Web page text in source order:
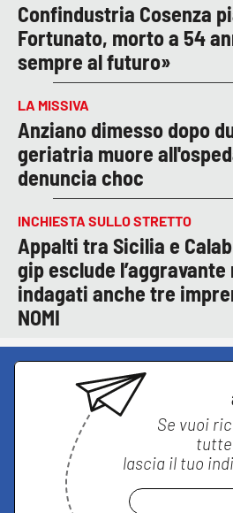
Confindustria Cosenza
Fortunato, morto a 54
sempre al futuro»
LA MISSIVA
Anziano dimesso dopo
geriatria muore
denuncia choc
INCHIESTA SULLO STRETTO
Appalti tra Sicilia e
gip esclude
indagati anche tre
NOMI
Se vuoi
lascia il tuo